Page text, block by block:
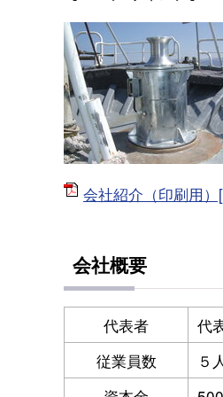
会社紹介（印刷用
会社概要
代表者
代
従業員数
５